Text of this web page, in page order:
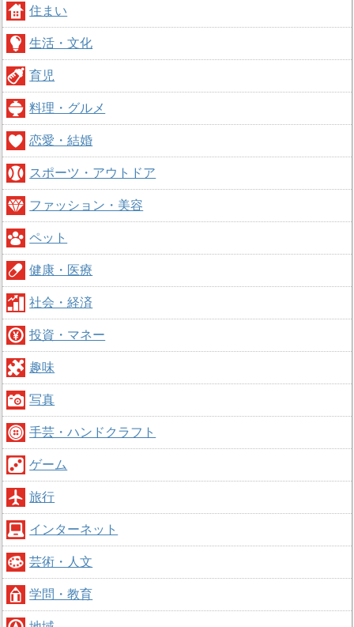
住まい
生活・文化
育児
料理・グルメ
恋愛・結婚
スポーツ・アウトドア
ファッション・美容
ペット
健康・医療
社会・経済
投資・マネー
趣味
写真
手芸・ハンドクラフト
ゲーム
旅行
インターネット
芸術・人文
学問・教育